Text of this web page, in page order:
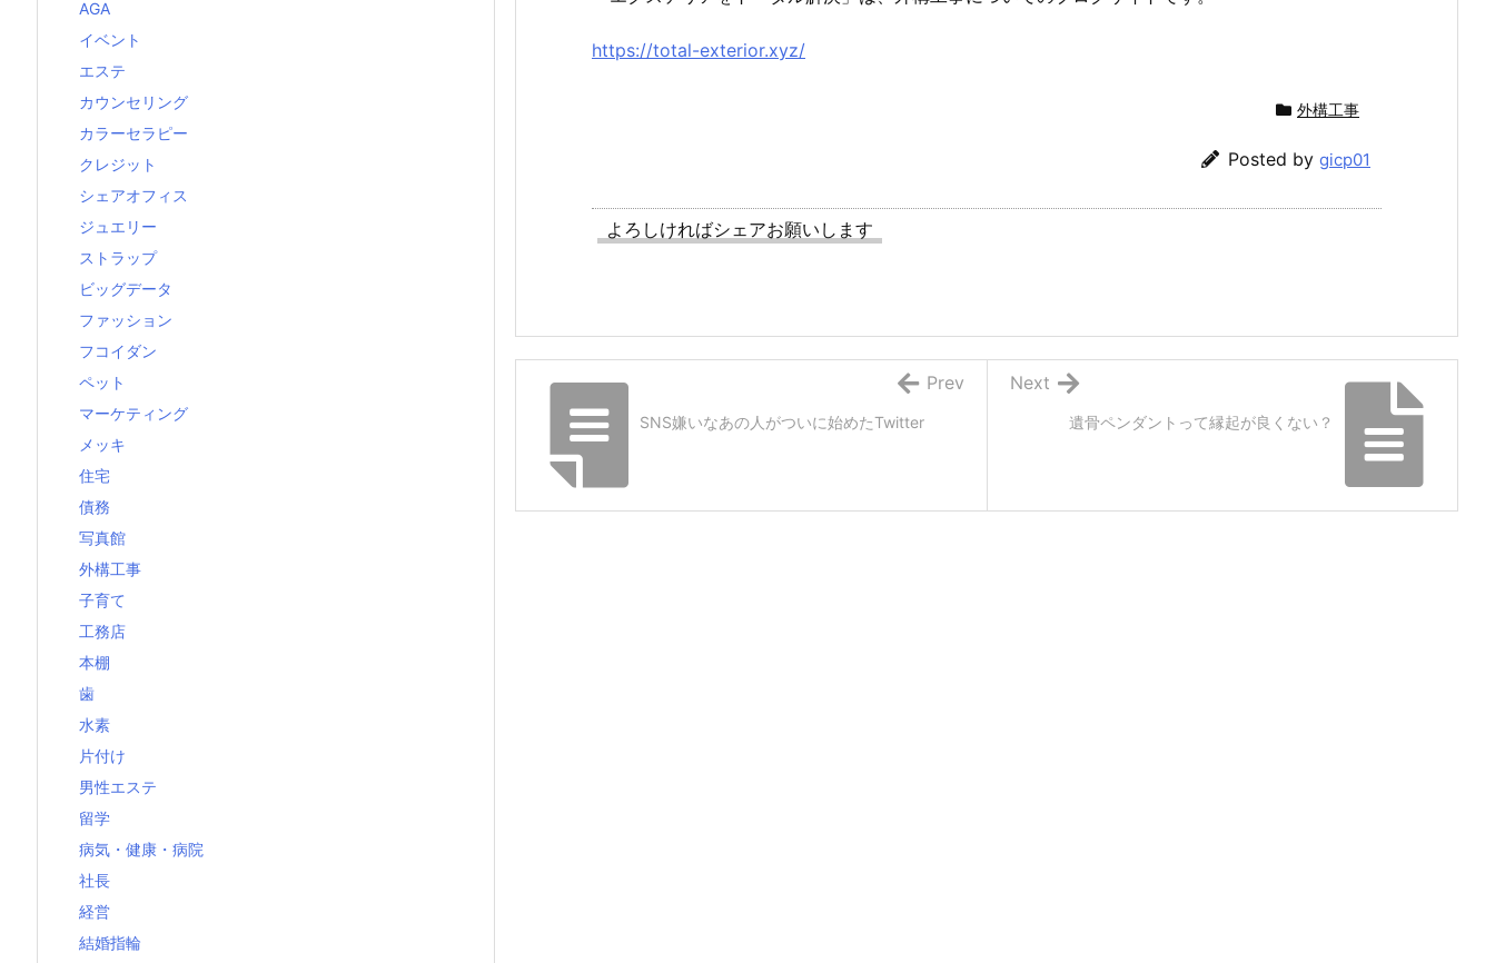
https://total-exterior.xyz/
外構工事
Posted by gicp01
よろしければシェアお願いします
遺骨ペンダントって縁起が良くない？
Next
SNS嫌いなあの人がついに始めたTwitter
Prev
AGA
イベント
エステ
カウンセリング
カラーセラピー
クレジット
シェアオフィス
ジュエリー
ストラップ
ビッグデータ
ファッション
フコイダン
ペット
マーケティング
メッキ
住宅
債務
写真館
外構工事
子育て
工務店
本棚
歯
水素
片付け
男性エステ
留学
病気・健康・病院
社長
経営
結婚指輪